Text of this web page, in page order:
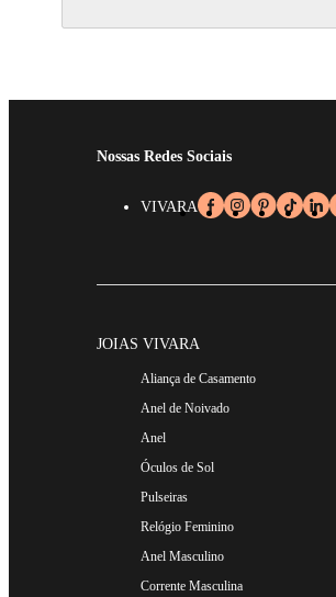
Nossas Redes Sociais
VIVARA
JOIAS VIVARA
Aliança de Casamento
Anel de Noivado
Anel
Óculos de Sol
Pulseiras
Relógio Feminino
Anel Masculino
Corrente Masculina